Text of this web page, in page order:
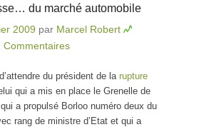
du marché automobile
2009 par Marcel Robert
Commentaires
du président de la rupture
qui a mis en place le Grenelle de
a propulsé Borloo numéro deux du
rang de ministre d’Etat et qui a